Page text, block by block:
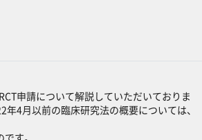
申請について解説していただいておりま
4月以前の臨床研究法の概要については、
す。